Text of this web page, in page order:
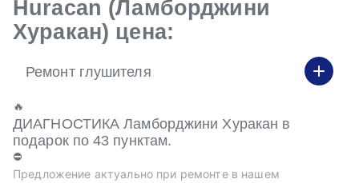
Huracan (Ламборджини
Хуракан) цена:
Ремонт глушителя
🔥
ДИАГНОСТИКА Ламборджини Хуракан в
подарок по 43 пунктам.
⛔
Предложение актуально при ремонте в нашем